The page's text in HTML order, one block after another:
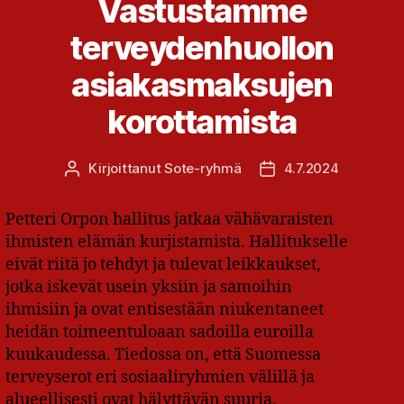
Vastustamme
terveydenhuollon
asiakasmaksujen
korottamista
Kirjoittaja
KirjoittanutSote-ryhmä Julkaisupäivämäärä
4.7.2024
Petteri Orpon hallitus jatkaa vähävaraisten
ihmisten elämän kurjistamista. Hallitukselle
eivät riitä jo tehdyt ja tulevat leikkaukset,
jotka iskevät usein yksiin ja samoihin
ihmisiin ja ovat entisestään niukentaneet
heidän toimeentuloaan sadoilla euroilla
kuukaudessa. Tiedossa on, että Suomessa
terveyserot eri sosiaaliryhmien välillä ja